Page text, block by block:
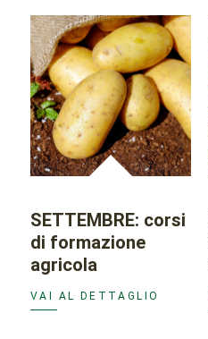
SETTEMBRE: corsi
di formazione
agricola
VAI AL DETTAGLIO